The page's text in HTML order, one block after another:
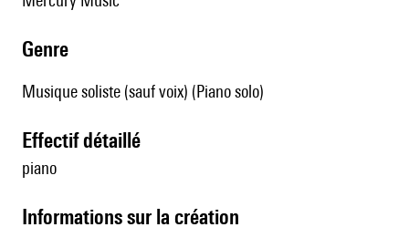
genre
Musique soliste (sauf voix) (Piano solo)
effectif détaillé
piano
informations sur la création